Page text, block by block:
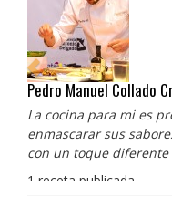
Pedro Manuel Collado
La cocina para mi es
enmascarar sus
con un toque diferente
1 receta publicada